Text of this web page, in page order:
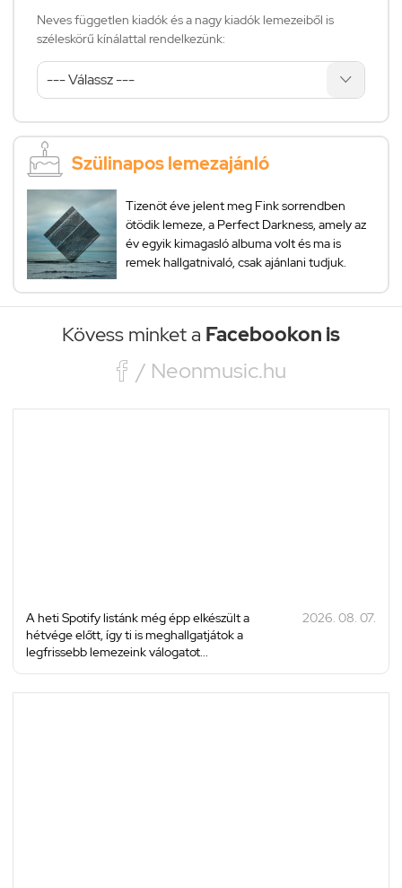
Neves független kiadók és a nagy kiadók lemezeiből is
széleskörű kínálattal rendelkezünk:
Szülinapos lemezajánló
Tizenöt éve jelent meg Fink sorrendben
ötödik lemeze, a Perfect Darkness, amely az
év egyik kimagasló albuma volt és ma is
remek hallgatnivaló, csak ajánlani tudjuk.
Kövess minket a Facebookon is
 / Neonmusic.hu
A heti Spotify listánk még épp elkészült a
hétvége előtt, így ti is meghallgatjátok a
legfrissebb lemezeink válogatot...
2026. 08. 07.